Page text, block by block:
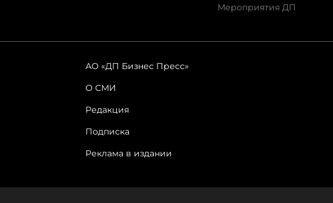
Мероприятия ДП
АО «ДП Бизнес Пресс»
О СМИ
Редакция
Подписка
Реклама в издании